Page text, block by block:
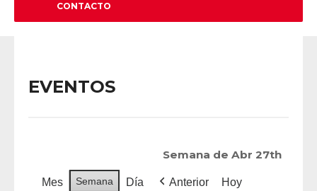
CONTACTO
EVENTOS
Semana de Abr 27th
Mes Semana Día Anterior Hoy